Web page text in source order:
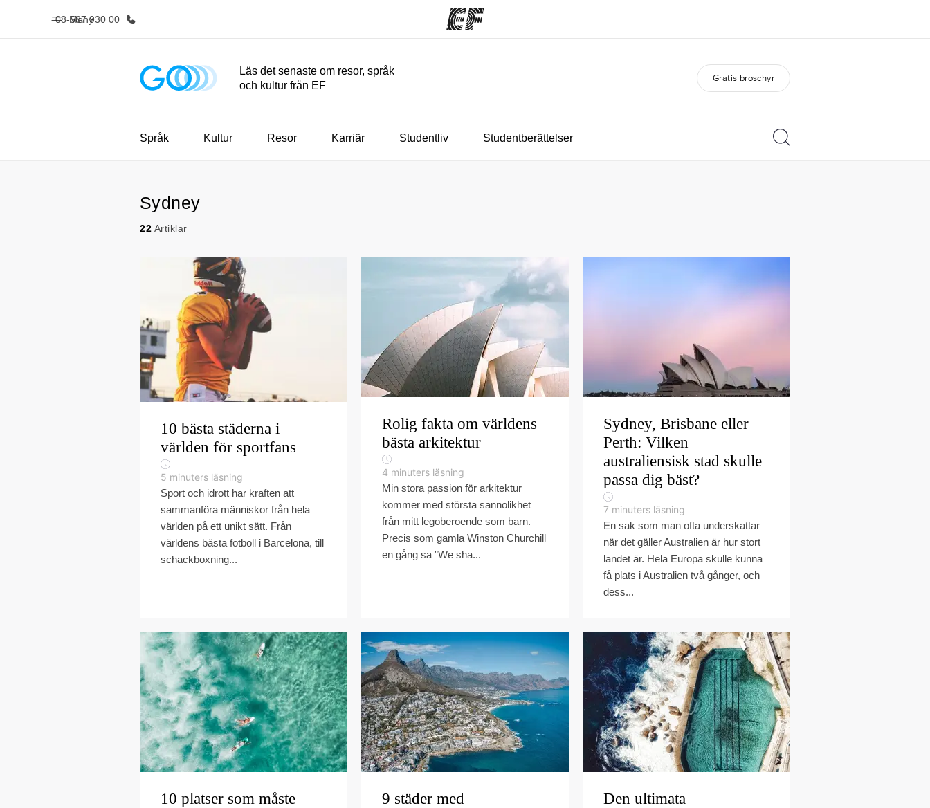
Meny
08-587 930 00
Hem Program Karriär
Läs det senaste om resor, språk
och kultur från EF
Gratis broschyr
Språk Kultur Resor Karriär Studentliv Studentberättelser
Sydney
22 Artiklar
10 bästa städerna i
världen för sportfans
5 minuters läsning
Sport och idrott har kraften att
sammanföra människor från hela
världen på ett unikt sätt. Från
världens bästa fotboll i Barcelona, till
schackboxning...
Rolig fakta om världens
bästa arkitektur
4 minuters läsning
Min stora passion för arkitektur
kommer med största sannolikhet
från mitt legoberoende som barn.
Precis som gamla Winston Churchill
en gång sa ”We sha...
Sydney, Brisbane eller
Perth: Vilken
australiensisk stad skulle
passa dig bäst?
7 minuters läsning
En sak som man ofta underskattar
när det gäller Australien är hur stort
landet är. Hela Europa skulle kunna
få plats i Australien två gånger, och
dess...
10 platser som måste
9 städer med
Den ultimata